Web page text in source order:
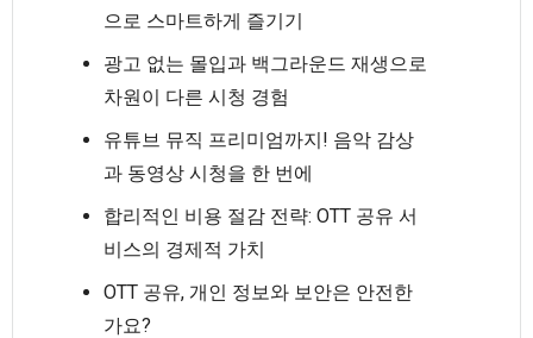
으로 스마트하게 즐기기
광고 없는 몰입과 백그라운드 재생으로
차원이 다른 시청 경험
유튜브 뮤직 프리미엄까지! 음악 감상
과 동영상 시청을 한 번에
합리적인 비용 절감 전략: OTT 공유 서
비스의 경제적 가치
OTT 공유, 개인 정보와 보안은 안전한
가요?